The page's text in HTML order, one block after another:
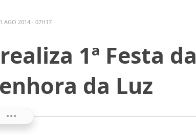
AGO 2014 - 07H17
1ª Festa da
da Luz